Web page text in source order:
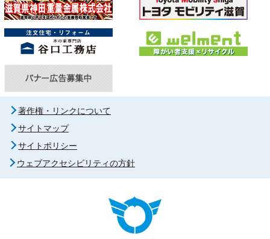
著作権・リンクについて
サイトマップ
サイトポリシー
ウェブアクセシビリティの方針